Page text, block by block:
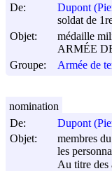
De:
Dupont
soldat de
Objet:
médaille
ARMÉE
Groupe:
Armée de
De:
Dupont
Objet:
membres
les
Au titre des
nomination